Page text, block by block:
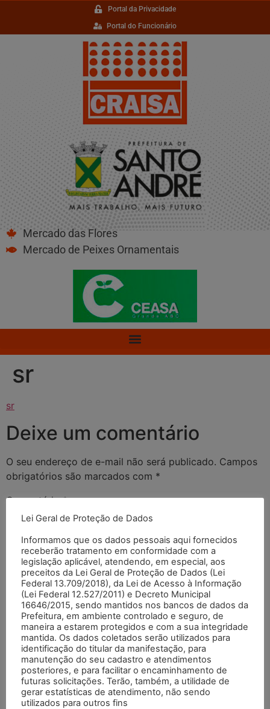
Portal da Privacidade
Portal do Funcionário
Mercado das Flores
Mercado de Peixes Ornamentais
sr
sr
Deixe um comentário
O seu endereço de e-mail não será publicado. Campos
obrigatórios são marcados com *
Comentário*
Nome*
E-mail*
Lei Geral de Proteção de Dados
Informamos que os dados pessoais aqui fornecidos
receberão tratamento em conformidade com a
legislação aplicável, atendendo, em especial, aos
preceitos da Lei Geral de Proteção de Dados (Lei
Federal 13.709/2018), da Lei de Acesso à Informação
(Lei Federal 12.527/2011) e Decreto Municipal
16646/2015, sendo mantidos nos bancos de dados da
Prefeitura, em ambiente controlado e seguro, de
maneira a estarem protegidos e com a sua integridade
mantida. Os dados coletados serão utilizados para
identificação do titular da manifestação, para
manutenção do seu cadastro e atendimentos
posteriores, e para facilitar o encaminhamento de
futuras solicitações. Terão, também, a utilidade de
gerar estatísticas de atendimento, não sendo
utilizados para outros fins